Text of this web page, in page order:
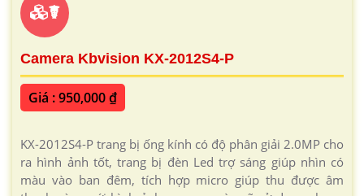
☤
Camera Kbvision KX-2012S4-P
Giá : 950,000 ₫
KX-2012S4-P trang bị ống kính có độ phân giải 2.0MP cho
ra hình ảnh tốt, trang bị đèn Led trợ sáng giúp nhìn có
màu vào ban đêm, tích hợp micro giúp thu được âm